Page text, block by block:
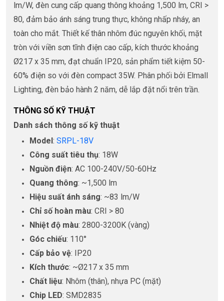
lm/W, đèn cung cấp quang thông khoảng 1,500 lm, CRI >
80, đảm bảo ánh sáng trung thực, không nhấp nháy, an
toàn cho mắt. Thiết kế thân nhôm đúc nguyên khối, mặt
tròn với viền sơn tĩnh điện cao cấp, kích thước khoảng
Ø217 x 35 mm, đạt chuẩn IP20, sản phẩm tiết kiệm 50-
60% điện so với đèn compact 35W. Phân phối bởi Elmall
Lighting, đèn bảo hành 2 năm, dễ lắp đặt nổi trên trần.
THÔNG SỐ KỸ THUẬT
Danh sách thông số kỹ thuật
Model : SRPL-18V
Công suất tiêu thụ: 18W
Nguồn điện: AC 100-240V/50-60Hz
Quang thông: ~1,500 lm
Hiệu suất ánh sáng: ~83 lm/W
Chỉ số hoàn màu: CRI > 80
Nhiệt độ màu: 2800-3200K (vàng)
Góc chiếu: 110°
Cấp bảo vệ: IP20
Kích thước: ~Ø217 x 35 mm
Chất liệu: Nhôm (thân), nhựa PC (mặt)
Chip LED: SMD2835